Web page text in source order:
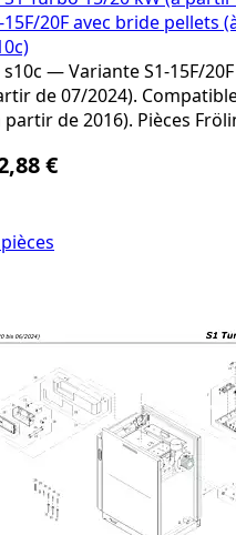
20F avec bride pellets
— Variante S1-15F/
de 07/2024).
partir de 2016). Pièces
€